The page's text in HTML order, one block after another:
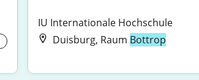
IU Internationale Hochschule
Duisburg, Raum Bottrop